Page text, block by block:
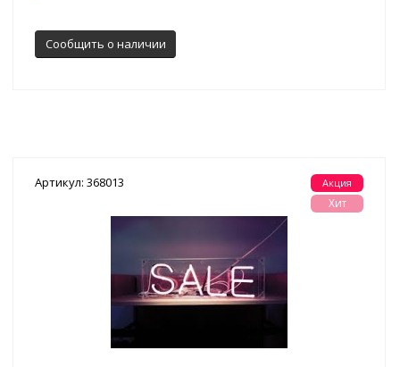
Сообщить о наличии
Артикул: 368013 Акция
Хит